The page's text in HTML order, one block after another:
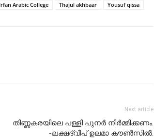
Arabic College Thajul akhbaar Yousuf qissa
Next article
തിണ്ണകരയിലെ പള്ളി പുനർ നിർമ്മിക്കണം.
-ലക്ഷദ്വീപ് ഉലമാ കൗൺസിൽ.